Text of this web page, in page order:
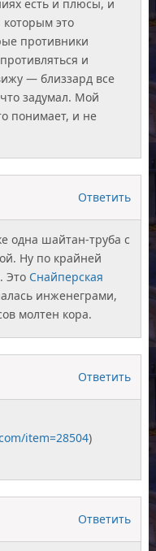
есть и плюсы, и
это
противники
и
— близзард все
задумал. Мой
понимает, и не
Ответить
одна шайтан-труба с
Ну по крайней
Это Снайперская
инженеграми,
молтен кора.
Ответить
item=28504)
Ответить